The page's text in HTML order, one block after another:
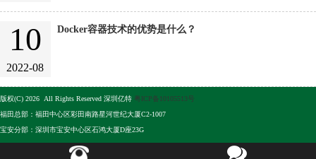
10
2022-08
Docker容器技术的优势是什么？
版权(C) 2026 All Rights Reserved 深圳亿特 粤ICP备10105513号
福田总部：福田中心区彩田南路星河世纪大厦C2-1007
宝安分部：深圳市宝安中心区石鸿大厦D座23G